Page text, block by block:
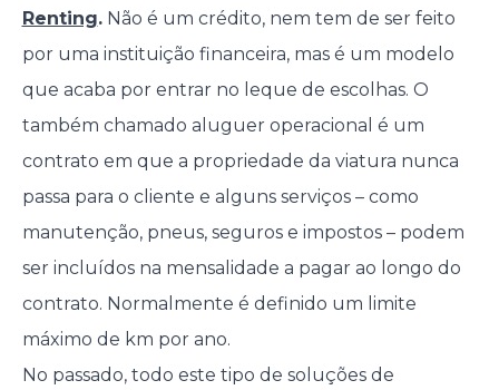
Renting.Não é um crédito, nem tem de ser feito
por uma instituição financeira, mas é um modelo
que acaba por entrar no leque de escolhas. O
também chamado aluguer operacional é um
contrato em que a propriedade da viatura nunca
passa para o cliente e alguns serviços – como
manutenção, pneus, seguros e impostos – podem
ser incluídos na mensalidade a pagar ao longo do
contrato. Normalmente é definido um limite
máximo de km por ano.
No passado, todo este tipo de soluções de